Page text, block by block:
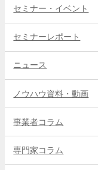
セミナー・イベント
セミナーレポート
ニュース
ノウハウ資料・動画
事業者コラム
専門家コラム